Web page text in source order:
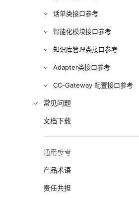
话单类接口参考
智能化模块接口参考
知识库管理类接口参考
Adapter类接口参考
CC-Gateway 配置接口参考
常见问题
文档下载
通用参考
产品术语
责任共担